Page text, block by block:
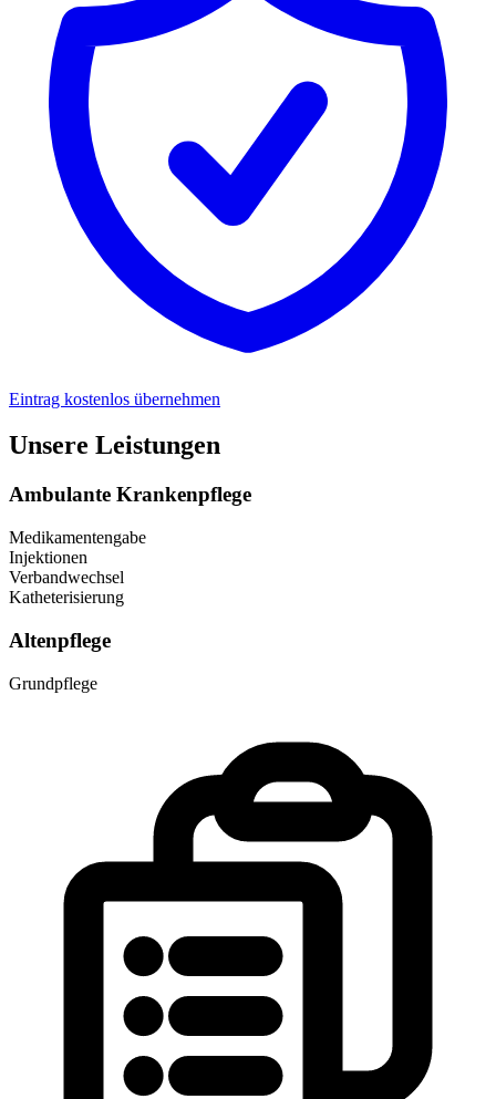
Eintrag kostenlos übernehmen
Unsere Leistungen
Ambulante Krankenpflege
Medikamentengabe
Injektionen
Verbandwechsel
Katheterisierung
Altenpflege
Grundpflege